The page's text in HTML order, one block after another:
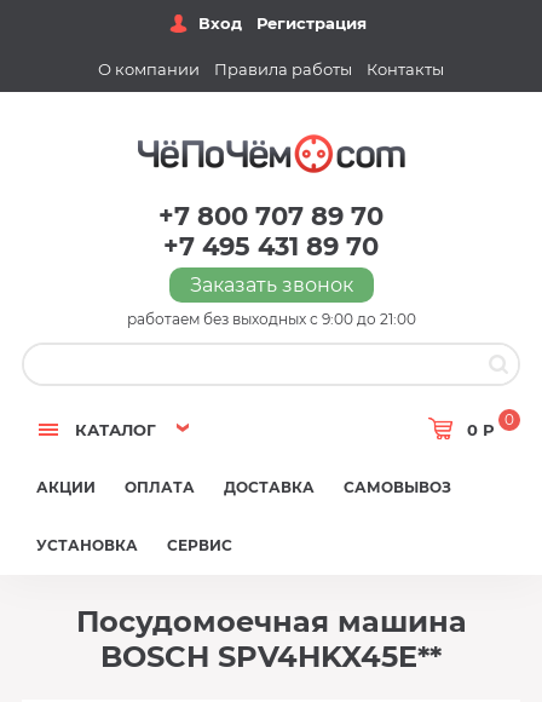
Вход Регистрация
О компании Правила работы Контакты
+7 800 707 89 70
+7 495 431 89 70
Заказать звонок
работаем без выходных с 9:00 до 21:00
КАТАЛОГ 0 Р
0
АКЦИИ ОПЛАТА ДОСТАВКА САМОВЫВОЗ
УСТАНОВКА СЕРВИС
Посудомоечная машина
BOSCH SPV4HKX45E**